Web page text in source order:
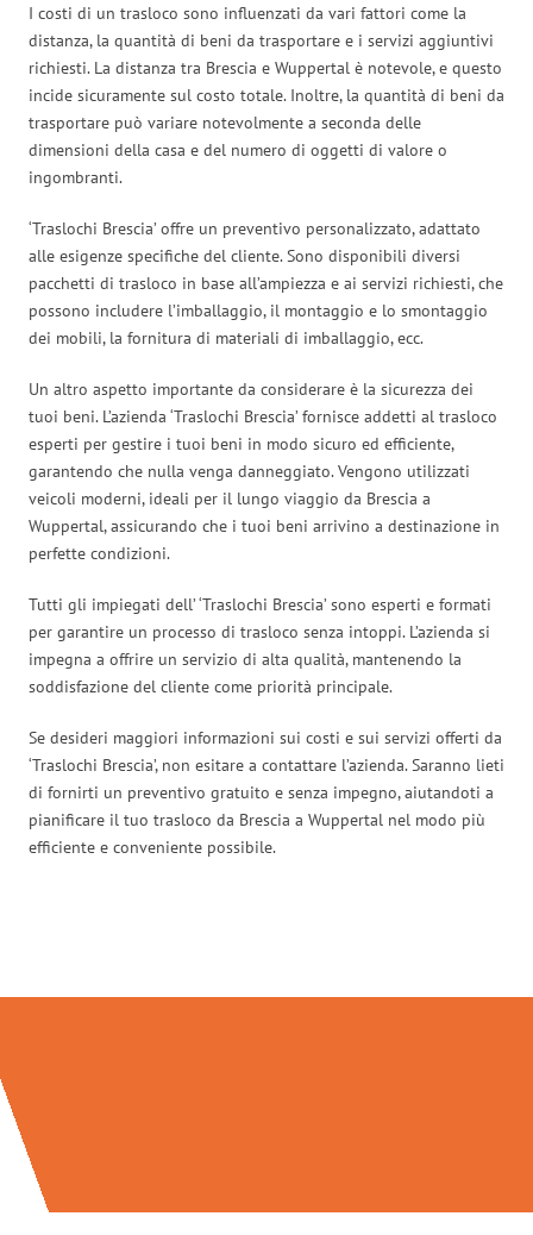
I costi di un trasloco sono influenzati da vari fattori come la
distanza, la quantità di beni da trasportare e i servizi aggiuntivi
richiesti. La distanza tra Brescia e Wuppertal è notevole, e questo
incide sicuramente sul costo totale. Inoltre, la quantità di beni da
trasportare può variare notevolmente a seconda delle
dimensioni della casa e del numero di oggetti di valore o
ingombranti.
‘Traslochi Brescia’ offre un preventivo personalizzato, adattato
alle esigenze specifiche del cliente. Sono disponibili diversi
pacchetti di trasloco in base all’ampiezza e ai servizi richiesti, che
possono includere l’imballaggio, il montaggio e lo smontaggio
dei mobili, la fornitura di materiali di imballaggio, ecc.
Un altro aspetto importante da considerare è la sicurezza dei
tuoi beni. L’azienda ‘Traslochi Brescia’ fornisce addetti al trasloco
esperti per gestire i tuoi beni in modo sicuro ed efficiente,
garantendo che nulla venga danneggiato. Vengono utilizzati
veicoli moderni, ideali per il lungo viaggio da Brescia a
Wuppertal, assicurando che i tuoi beni arrivino a destinazione in
perfette condizioni.
Tutti gli impiegati dell’ ‘Traslochi Brescia’ sono esperti e formati
per garantire un processo di trasloco senza intoppi. L’azienda si
impegna a offrire un servizio di alta qualità, mantenendo la
soddisfazione del cliente come priorità principale.
Se desideri maggiori informazioni sui costi e sui servizi offerti da
‘Traslochi Brescia’, non esitare a contattare l’azienda. Saranno lieti
di fornirti un preventivo gratuito e senza impegno, aiutandoti a
pianificare il tuo trasloco da Brescia a Wuppertal nel modo più
efficiente e conveniente possibile.